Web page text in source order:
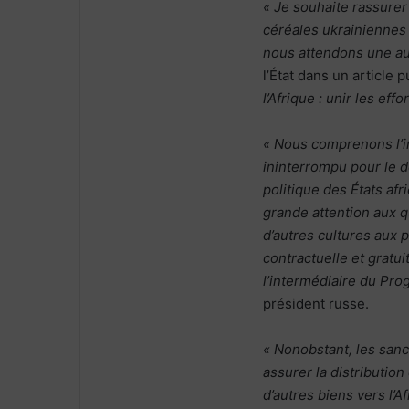
« Je souhaite
céréales ukrainiennes
nous attendons une
l’État dans un article
l’Afrique : unir les
« Nous comprenons
ininterrompu pour le
politique des États
grande attention aux
d’autres cultures aux
contractuelle et
l’intermédiaire du
président russe.
« Nonobstant, les
assurer la distribution
d’autres biens vers